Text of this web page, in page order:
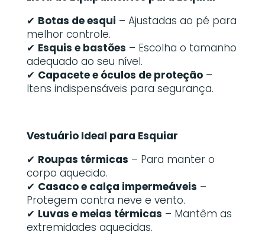
✔ Botas de esqui – Ajustadas ao pé para
melhor controle.
✔ Esquis e bastões – Escolha o tamanho
adequado ao seu nível.
✔ Capacete e óculos de proteção–
Itens indispensáveis para segurança.
Vestuário Ideal para Esquiar
✔ Roupas térmicas – Para manter o
corpo aquecido.
✔ Casaco e calça impermeáveis –
Protegem contra neve e vento.
✔ Luvas e meias térmicas – Mantêm as
extremidades aquecidas.